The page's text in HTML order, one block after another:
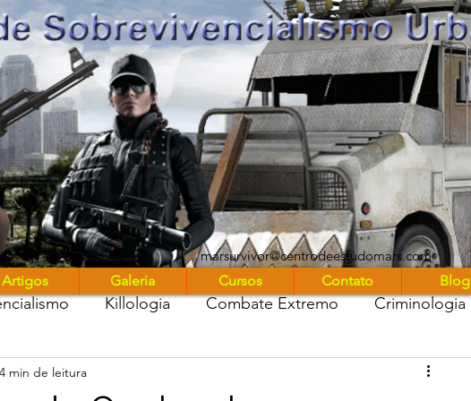
marsurvivor@centrodeestudomars.com
Killologia Combate Extremo Criminologia
nós Marsurvivor Podcast
4 min de leitura
Artigos Galeria Cursos Contato Blog